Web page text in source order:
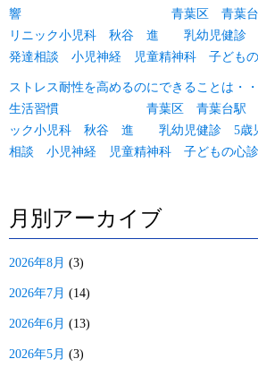
響 青葉区 青葉台駅
リニック小児科 秋谷 進 乳幼児健診
発達相談 小児神経 児童精神科 子どもの
ストレス耐性を高めるのにできることは・
生活習慣 青葉区 青葉台駅 た
ック小児科 秋谷 進 乳幼児健診 5歳
相談 小児神経 児童精神科 子どもの心
月別アーカイブ
2026年8月 (3)
2026年7月 (14)
2026年6月 (13)
2026年5月 (3)